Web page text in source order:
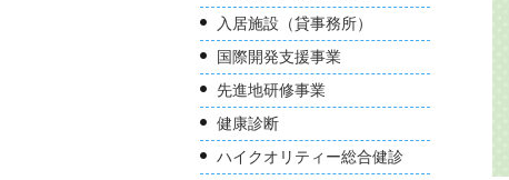
入居施設（貸事務所）
国際開発支援事業
先進地研修事業
健康診断
ハイクオリティー総合健診